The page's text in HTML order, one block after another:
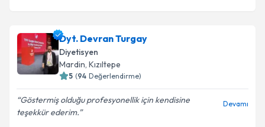
Dyt. Devran Turgay
Diyetisyen
Mardin, Kızıltepe
5 (94 Değerlendirme)
Göstermiş olduğu profesyonellik için kendisine
teşekkür ederim.
Devamı